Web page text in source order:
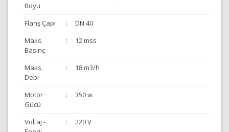
Boyu
Flanş Çapı :
DN 40
Maks.
Basınç
: 12 mss
Maks.
Debi
: 18 m3/h
Motor
Gücü
: 350 w
Voltaj -
: 220 V